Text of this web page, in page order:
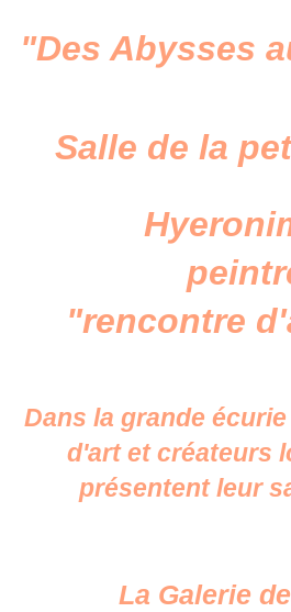
"Des Abysses
Salle de la
"rencontre
Dans la grande
d'art et créateurs
présentent leur
La Galerie